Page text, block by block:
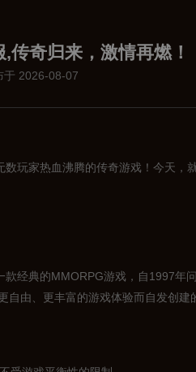
传奇归来，激情再燃！
于 2026-08-07
玩家热血沸腾的传奇游戏！今天，
经典的MMORPG游戏，自1997年
由、更丰富的游戏体验而自发创建